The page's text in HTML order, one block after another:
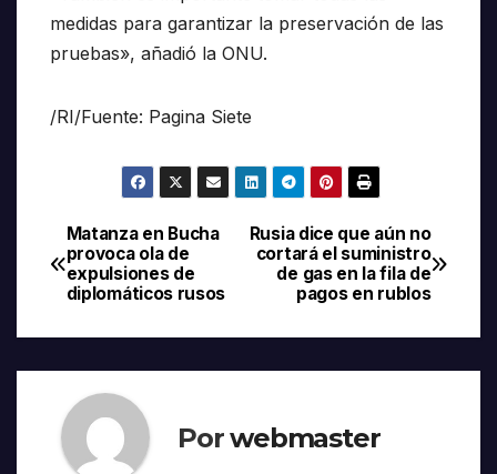
medidas para garantizar la preservación de las
pruebas», añadió la ONU.
/RI/Fuente: Pagina Siete
Navegación
de
entradas
Rusia dice que aún no
cortará el suministro
de gas en la fila de
pagos en rublos
Matanza en Bucha
provoca ola de
expulsiones de
diplomáticos rusos
Porwebmaster